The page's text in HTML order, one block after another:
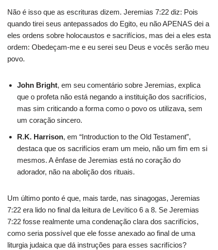
Não é isso que as escrituras dizem. Jeremias 7:22 diz: Pois
quando tirei seus antepassados ​​do Egito, eu não APENAS dei a
eles ordens sobre holocaustos e sacrifícios, mas dei a eles esta
ordem: Obedeçam-me e eu serei seu Deus e vocês serão meu
povo.
John Bright, em seu comentário sobre Jeremias, explica
que o profeta não está negando a instituição dos sacrifícios,
mas sim criticando a forma como o povo os utilizava, sem
um coração sincero.
R.K. Harrison, em “Introduction to the Old Testament”,
destaca que os sacrifícios eram um meio, não um fim em si
mesmos. A ênfase de Jeremias está no coração do
adorador, não na abolição dos rituais.
Um último ponto é que, mais tarde, nas sinagogas, Jeremias
7:22 era lido no final da leitura de Levítico 6 a 8. Se Jeremias
7:22 fosse realmente uma condenação clara dos sacrifícios,
como seria possível que ele fosse anexado ao final de uma
liturgia judaica que dá instruções para esses sacrifícios?